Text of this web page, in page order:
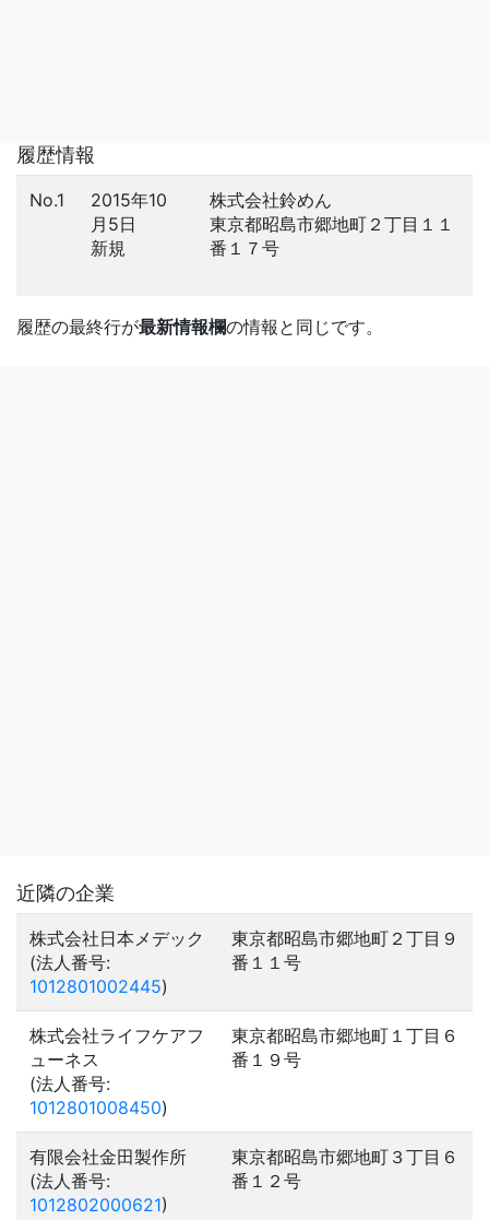
履歴情報
No.1
2015年10
月5日
新規
株式会社鈴めん
東京都昭島市郷地町２丁目１１
番１７号
履歴の最終行が最新情報欄の情報と同じです。
近隣の企業
株式会社日本メデック
(法人番号:
1012801002445)
東京都昭島市郷地町２丁目９
番１１号
株式会社ライフケアフ
ューネス
(法人番号:
1012801008450)
東京都昭島市郷地町１丁目６
番１９号
有限会社金田製作所
(法人番号:
1012802000621)
東京都昭島市郷地町３丁目６
番１２号